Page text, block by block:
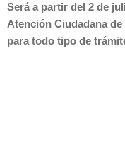
Será a partir del 2 de
Atención Ciudadana
para todo tipo de